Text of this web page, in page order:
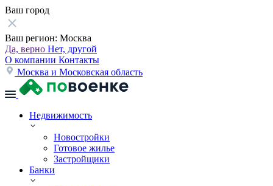
Ваш город
Ваш регион: Москва
Да, верно Нет, другой
О компании Контакты
Москва и Московская область
Недвижимость
Новостройки
Готовое жилье
Застройщики
Банки